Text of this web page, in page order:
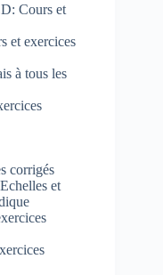
Cours et
et exercices
à tous les
corrigés
et